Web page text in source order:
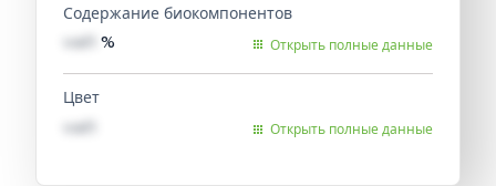
Содержание биокомпонентов
val1 % Открыть полные данные
Цвет
val1 Открыть полные данные